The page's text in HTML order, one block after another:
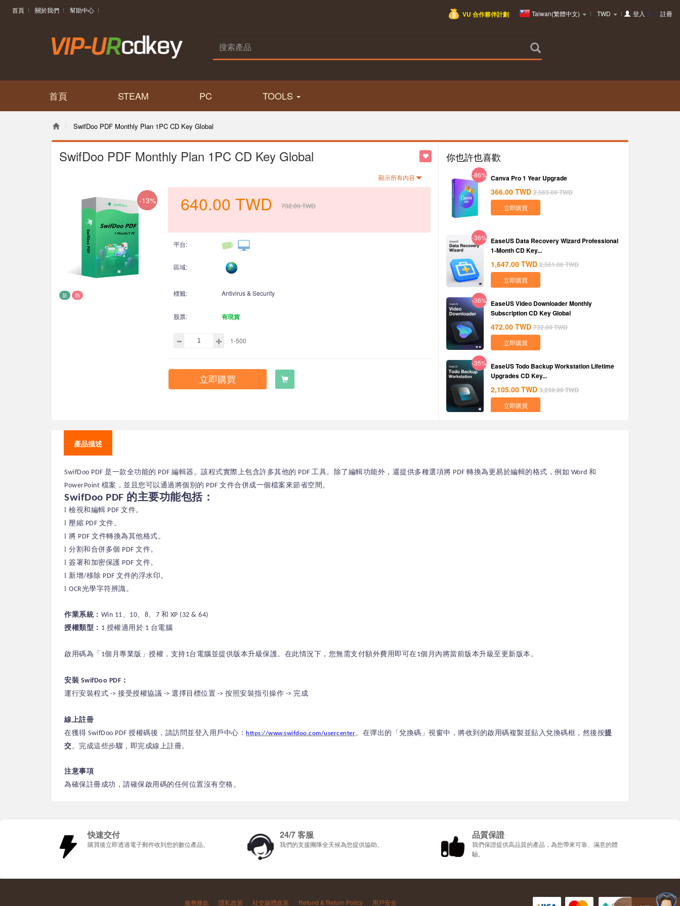
首頁 關於我們 幫助中心 VU 合作夥伴計劃 Taiwan(繁體中文) TWD 登入 要么 註冊
首頁 STEAM PC TOOLS
SwifDoo PDF Monthly Plan 1PC CD Key Global
SwifDoo PDF Monthly Plan 1PC CD Key Global
顯示所有內容
-13%
新 熱
640.00 TWD 732.00TWD
平台:
區域:
標籤: Antivirus & Security
股票: 有現貨
1-500
立即購買
你也許也喜歡
-86% Canva Pro 1 Year Upgrade
366.00 TWD 2,563.00TWD
立即購買
-36% EaseUS Data Recovery Wizard Professional
1-Month CD Key...
1,647.00 TWD 2,561.00TWD
立即購買
-36% EaseUS Video Downloader Monthly
Subscription CD Key Global
472.00 TWD 732.00TWD
立即購買
-35% EaseUS Todo Backup Workstation Lifetime
Upgrades CD Key...
2,105.00 TWD 3,259.00TWD
立即購買
產品描述
SwifDoo PDF 是一款全功能的 PDF 編輯器。該程式實際上包含許多其他的 PDF 工具。除了編輯功能外，還提供多種選項將 PDF 轉換為更易於編輯的格式，例如 Word 和
PowerPoint 檔案，並且您可以通過將個別的 PDF 文件合併成一個檔案來節省空間。
SwifDoo PDF 的主要功能包括：
l 檢視和編輯 PDF 文件。
l 壓縮 PDF 文件。
l 將 PDF 文件轉換為其他格式。
l 分割和合併多個 PDF 文件。
l 簽署和加密保護 PDF 文件。
l 新增/移除 PDF 文件的浮水印。
l OCR光學字符辨識。
作業系統： Win 11、10、8、7 和 XP (32 & 64)
授權類型： 1 授權適用於 1 台電腦
啟用碼為「1個月專業版」授權，支持1台電腦並提供版本升級保護。在此情況下，您無需支付額外費用即可在1個月內將當前版本升級至更新版本。
安裝 SwifDoo PDF：
運行安裝程式 -> 接受授權協議 -> 選擇目標位置 -> 按照安裝指引操作 -> 完成
線上註冊
在獲得 SwifDoo PDF 授權碼後，請訪問並登入用戶中心：
https://www.swifdoo.com/usercenter。在彈出的「兌換碼」視窗中，將收到的啟用碼複製並貼入兌換碼框，然後按提
交。完成這些步驟，即完成線上註冊。
注意事項
為確保註冊成功，請確保啟用碼的任何位置沒有空格。
快速交付
購買後立即透過電子郵件收到您的數位產品。
24/7 客服
我們的支援團隊全天候為您提供協助。
品質保證
我們保證提供高品質的產品，為您帶來可靠、滿意的體
驗。
服務條款 隱私政策 社交媒體政策 Refund & Return Policy 用戶安全